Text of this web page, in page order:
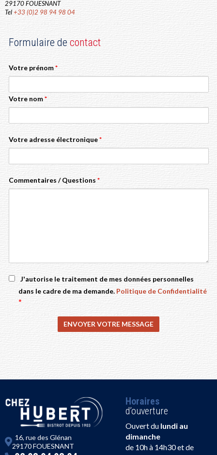
29170 FOUESNANT
Tel+33 (0)2 98 94 98 04
Formulaire de contact
Votre prénom*
Votre nom*
Votre adresse électronique*
Commentaires / Questions *
J'autorise le traitement de mes données personnelles
dans le cadre de ma demande. Politique de Confidentialité
*
16, rue des Glénan
29170 FOUESNANT
Horaires
d’ouverture
Ouvert du lundi au
dimanche
de 10h à 14h30 et de